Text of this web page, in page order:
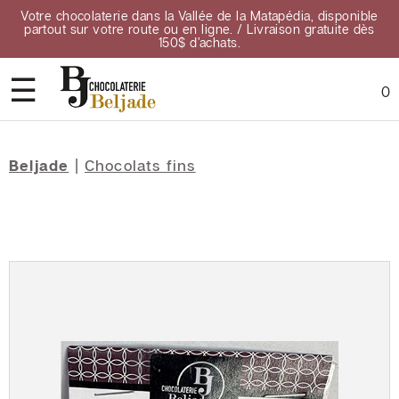
Votre chocolaterie dans la Vallée de la Matapédia, disponible
partout sur votre route ou en ligne. / Livraison gratuite dès
150$ d’achats.
☰ 0
Beljade Chocolats fins
À
Confidentialité